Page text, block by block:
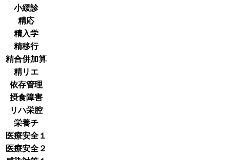
小緩診
精応
精入学
精移行
精合併加算
精リエ
依存管理
摂食障害
リハ栄腔
栄養チ
医療安全１
医療安全２